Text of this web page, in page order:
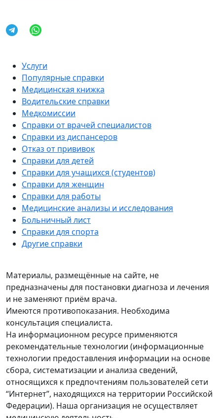
Услуги
Популярные справки
Медицинская книжка
Водительские справки
Медкомиссии
Справки от врачей специалистов
Справки из диспансеров
Отказ от прививок
Справки для детей
Справки для учащихся (студентов)
Справки для женщин
Справки для работы
Медицинские анализы и исследования
Больничный лист
Справки для спорта
Другие справки
Материалы, размещённые на сайте, не
предназначены для постановки диагноза и лечения
и не заменяют приём врача.
Имеются противопоказания. Необходима
консультация специалиста.
На информационном ресурсе применяются
рекомендательные технологии (информационные
технологии предоставления информации на основе
сбора, систематизации и анализа сведений,
относящихся к предпочтениям пользователей сети
“Интернет”, находящихся на территории Российской
Федерации). Наша организация не осуществляет